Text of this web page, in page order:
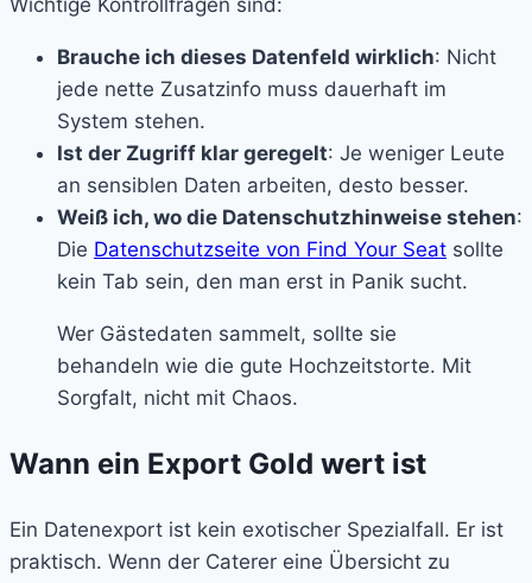
Brauche ich dieses Datenfeld wirklich: Nicht
jede nette Zusatzinfo muss dauerhaft im
System stehen.
Ist der Zugriff klar geregelt: Je weniger Leute
an sensiblen Daten arbeiten, desto besser.
Weiß ich, wo die Datenschutzhinweise stehen:
Die Datenschutzseite von Find Your Seat sollte
kein Tab sein, den man erst in Panik sucht.
Wer Gästedaten sammelt, sollte sie
behandeln wie die gute Hochzeitstorte. Mit
Sorgfalt, nicht mit Chaos.
Wann ein Export Gold wert ist
Ein Datenexport ist kein exotischer Spezialfall. Er ist
praktisch. Wenn der Caterer eine Übersicht zu